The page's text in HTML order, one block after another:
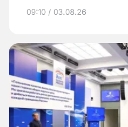
09:10 / 03.08.26